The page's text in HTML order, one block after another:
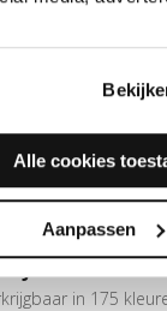
Alle cookies
Aanpassen
u hoeft geen
dan175 kleuren
stuks!
JUISTE KLEUR?
in 175